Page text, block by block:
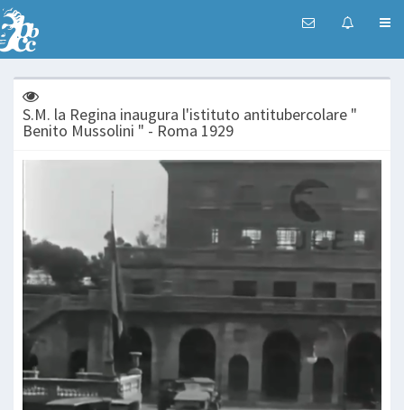
S.M. la Regina inaugura l'istituto antitubercolare "
Benito Mussolini " - Roma 1929